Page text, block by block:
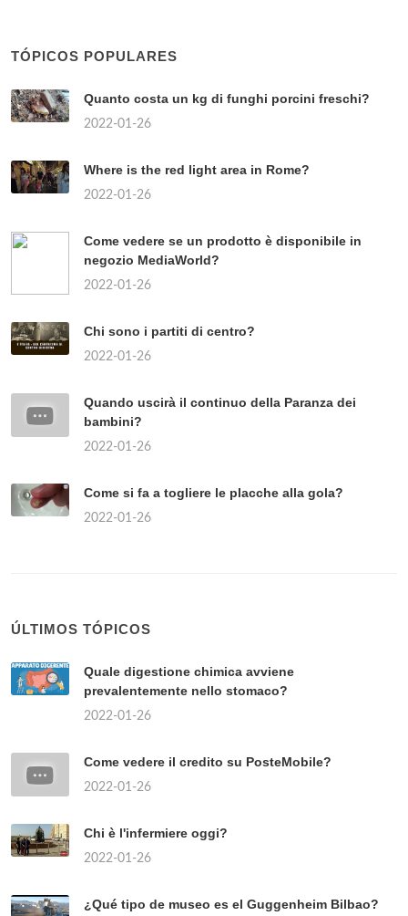
TÓPICOS POPULARES
Quanto costa un kg di funghi porcini freschi?
2022-01-26
Where is the red light area in Rome?
2022-01-26
Come vedere se un prodotto è disponibile in
negozio MediaWorld?
2022-01-26
Chi sono i partiti di centro?
2022-01-26
Quando uscirà il continuo della Paranza dei
bambini?
2022-01-26
Come si fa a togliere le placche alla gola?
2022-01-26
ÚLTIMOS TÓPICOS
Quale digestione chimica avviene
prevalentemente nello stomaco?
2022-01-26
Come vedere il credito su PosteMobile?
2022-01-26
Chi è l'infermiere oggi?
2022-01-26
¿Qué tipo de museo es el Guggenheim Bilbao?